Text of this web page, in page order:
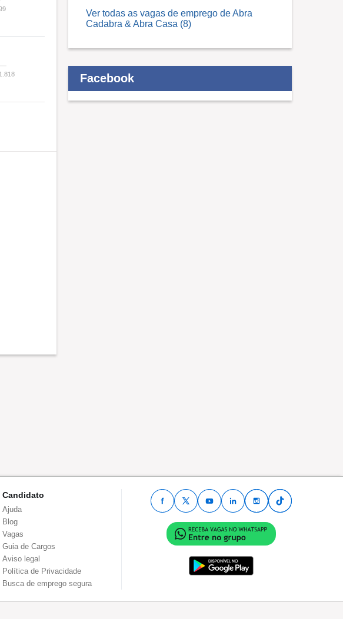
Ver todas as vagas de emprego de Abra
Cadabra & Abra Casa (8)
Facebook
Candidato
Ajuda
Blog
Vagas
Guia de Cargos
Aviso legal
Política de Privacidade
Busca de emprego segura